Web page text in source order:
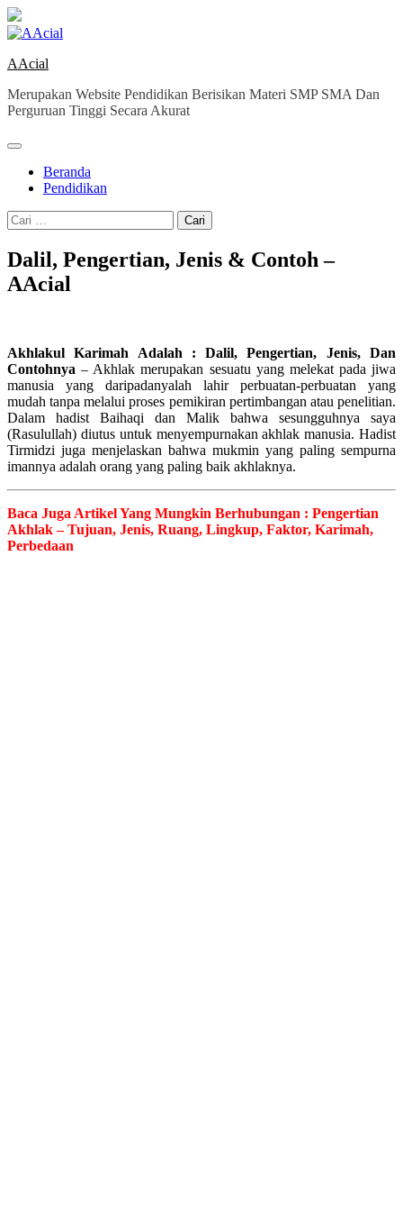
Skip
to
AAcial
Merupakan Website Pendidikan Berisikan Materi SMP SMA Dan
Perguruan Tinggi Secara Akurat
Beranda
Pendidikan
Cari
untuk:
Dalil, Pengertian, Jenis & Contoh –
AAcial
Akhlakul Karimah Adalah : Dalil, Pengertian, Jenis, Dan
Contohnya – Akhlak merupakan sesuatu yang melekat pada jiwa
manusia yang daripadanyalah lahir perbuatan-perbuatan yang
mudah tanpa melalui proses pemikiran pertimbangan atau penelitian.
Dalam hadist Baihaqi dan Malik bahwa sesungguhnya saya
(Rasulullah) diutus untuk menyempurnakan akhlak manusia. Hadist
Tirmidzi juga menjelaskan bahwa mukmin yang paling sempurna
imannya adalah orang yang paling baik akhlaknya.
Baca Juga Artikel Yang Mungkin Berhubungan : Pengertian
Akhlak – Tujuan, Jenis, Ruang, Lingkup, Faktor, Karimah,
Perbedaan